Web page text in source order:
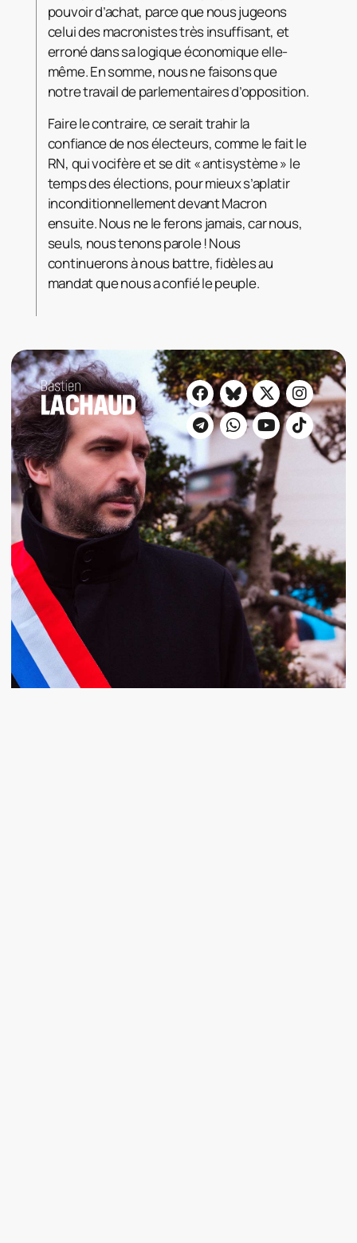
pouvoir d’achat, parce que nous jugeons
celui des macronistes très insuffisant, et
erroné dans sa logique économique elle-
même. En somme, nous ne faisons que
notre travail de parlementaires d’opposition.
Faire le contraire, ce serait trahir la
confiance de nos électeurs, comme le fait le
RN, qui vocifère et se dit « antisystème » le
temps des élections, pour mieux s’aplatir
inconditionnellement devant Macron
ensuite. Nous ne le ferons jamais, car nous,
seuls, nous tenons parole ! Nous
continuerons à nous battre, fidèles au
mandat que nous a confié le peuple.